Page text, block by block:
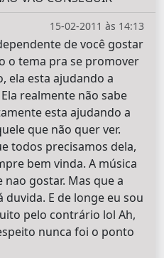
15-02-2011 às 14:13
de você gostar
o tema pra se promover
ela esta ajudando a
realmente não sabe
esta ajudando a
que não quer ver.
todos precisamos dela,
bem vinda. A música
gostar. Mas que a
duvida. E de longe eu sou
pelo contrário lol Ah,
nunca foi o ponto